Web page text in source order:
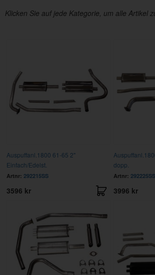
Klicken Sie auf jede Kategorie, um alle Artikel
Auspuffanl.1800 61-65 2"
Einfach/Edelst.
Artnr: 292215SS
3596 kr
dopp.
Artnr: 292225SS
3996 kr